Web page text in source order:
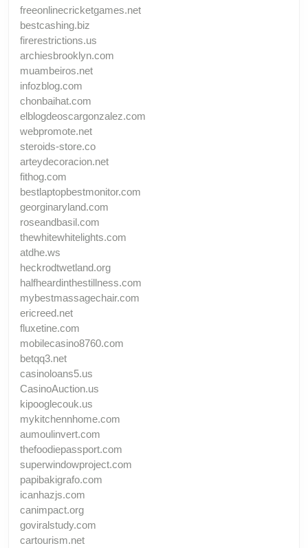
freeonlinecricketgames.net
bestcashing.biz
firerestrictions.us
archiesbrooklyn.com
muambeiros.net
infozblog.com
chonbaihat.com
elblogdeoscargonzalez.com
webpromote.net
steroids-store.co
arteydecoracion.net
fithog.com
bestlaptopbestmonitor.com
georginaryland.com
roseandbasil.com
thewhitewhitelights.com
atdhe.ws
heckrodtwetland.org
halfheardinthestillness.com
mybestmassagechair.com
ericreed.net
fluxetine.com
mobilecasino8760.com
betqq3.net
casinoloans5.us
CasinoAuction.us
kipooglecouk.us
mykitchennhome.com
aumoulinvert.com
thefoodiepassport.com
superwindowproject.com
papibakigrafo.com
icanhazjs.com
canimpact.org
goviralstudy.com
cartourism.net